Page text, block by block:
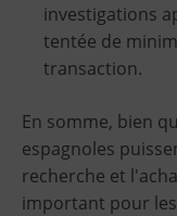
investigations
tentée de
transaction.
En somme, bien
espagnoles
recherche et
important pour